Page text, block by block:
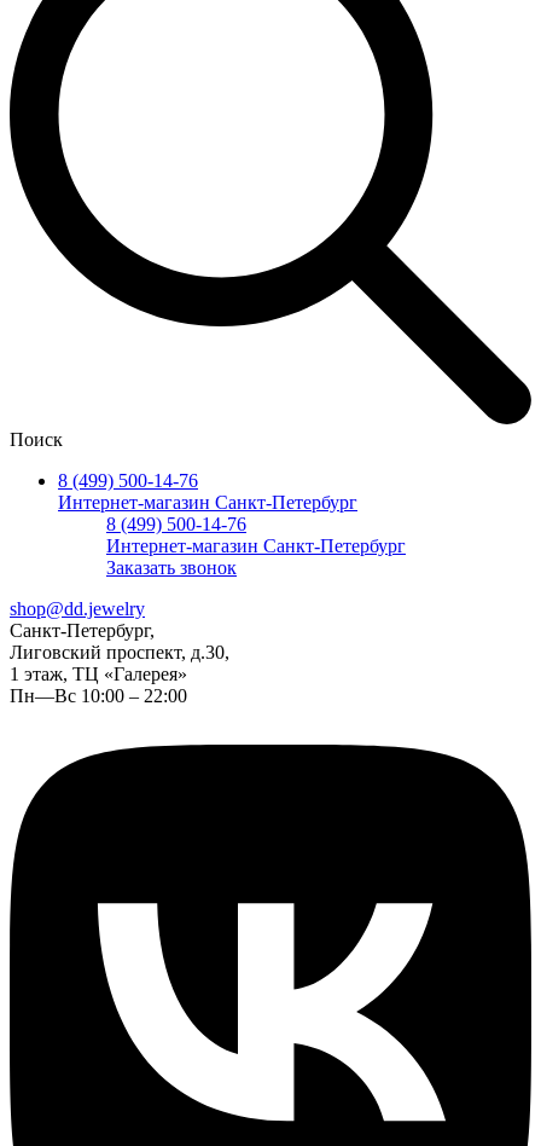
Поиск
8 (499) 500-14-76
Интернет-магазин Санкт-Петербург
8 (499) 500-14-76
Интернет-магазин Санкт-Петербург
Заказать звонок
shop@dd.jewelry
Санкт-Петербург,
Лиговский проспект, д.30,
1 этаж, ТЦ «Галерея»
Пн—Вс 10:00 – 22:00